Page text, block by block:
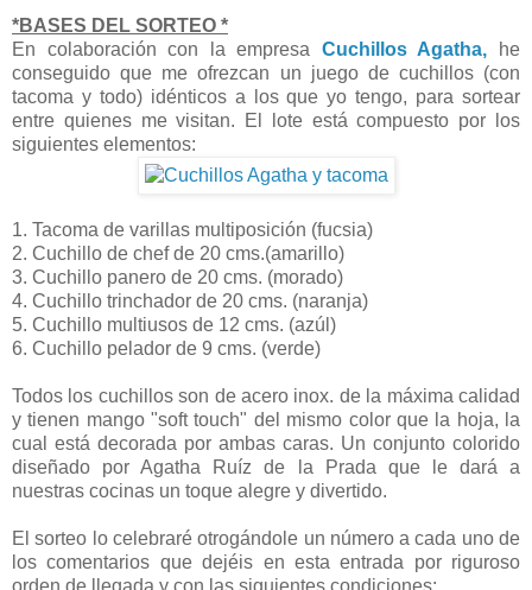
*BASES DEL SORTEO *
En colaboración con la empresa Cuchillos Agatha, he
conseguido que me ofrezcan un juego de cuchillos (con
tacoma y todo) idénticos a los que yo tengo, para sortear
entre quienes me visitan. El lote está compuesto por los
siguientes elementos:
1. Tacoma de varillas multiposición (fucsia)
2. Cuchillo de chef de 20 cms.(amarillo)
3. Cuchillo panero de 20 cms. (morado)
4. Cuchillo trinchador de 20 cms. (naranja)
5. Cuchillo multiusos de 12 cms. (azúl)
6. Cuchillo pelador de 9 cms. (verde)
Todos los cuchillos son de acero inox. de la máxima calidad
y tienen mango "soft touch" del mismo color que la hoja, la
cual está decorada por ambas caras. Un conjunto colorido
diseñado por Agatha Ruíz de la Prada que le dará a
nuestras cocinas un toque alegre y divertido.
El sorteo lo celebraré otrogándole un número a cada uno de
los comentarios que dejéis en esta entrada por riguroso